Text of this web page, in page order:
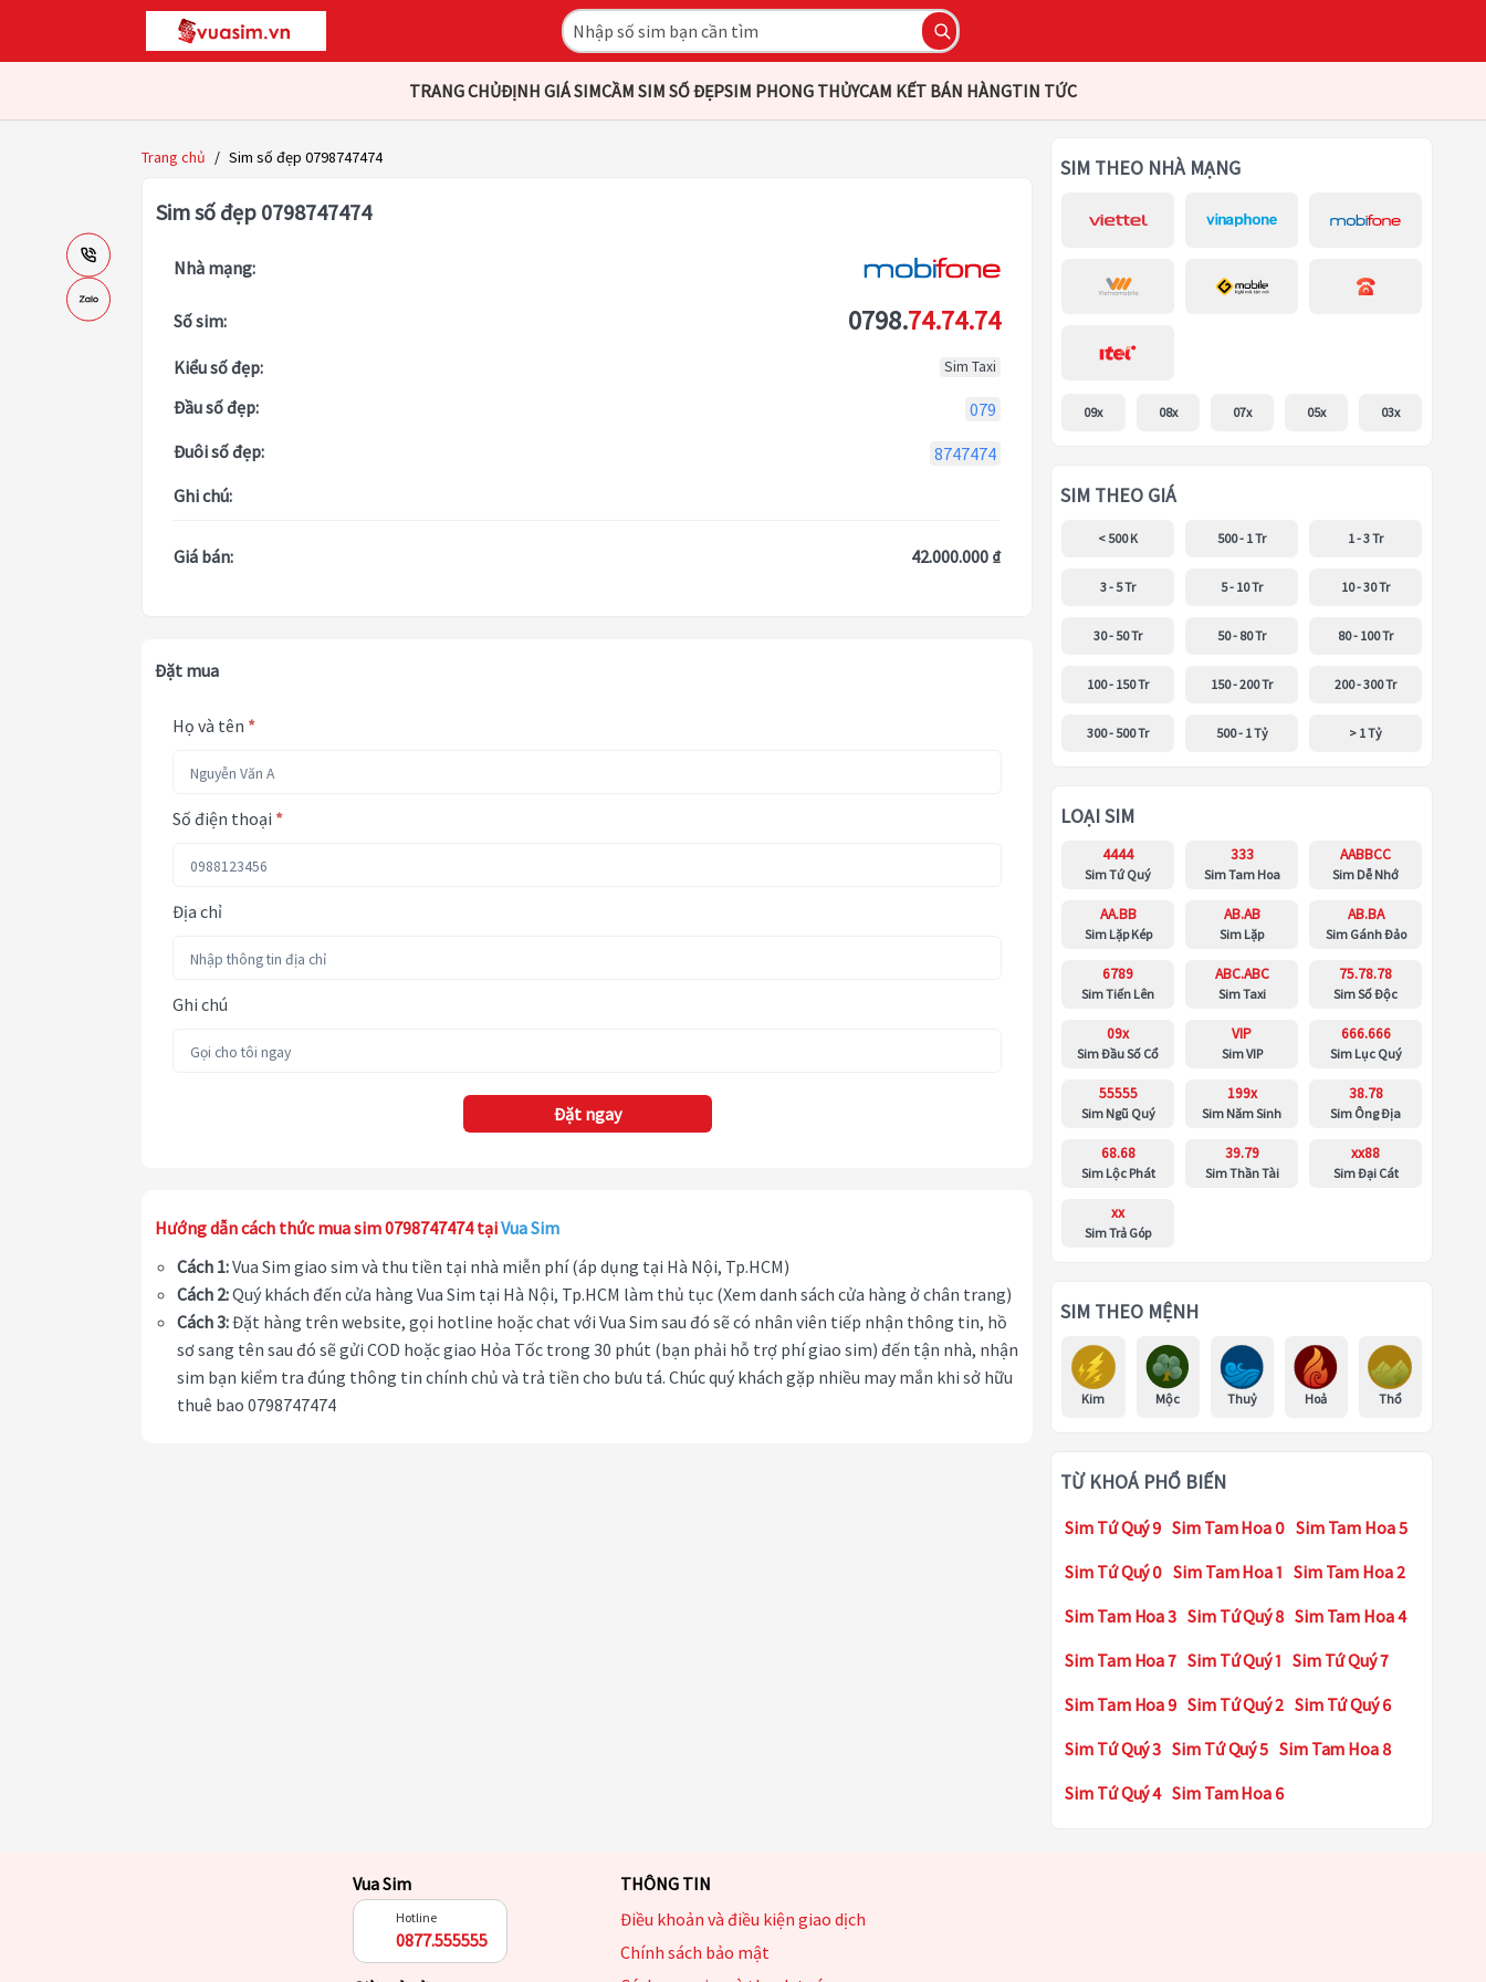
TRANG CHỦĐỊNH GIÁ SIMCẦM SIM SỐ ĐẸPSIM PHONG THỦYCAM KẾT BÁN HÀNGTIN TỨC
Trang chủ / Sim số đẹp 0798747474
Sim số đẹp 0798747474
Nhà mạng:
Số sim: 0798.74.74.74
Kiểu số đẹp: Sim Taxi
Đầu số đẹp:
079
Đuôi số đẹp:
8747474
Ghi chú:
Giá bán: 42.000.000 ₫
Đặt mua
Họ và tên *
Số điện thoại *
Địa chỉ
Ghi chú
Đặt ngay
Hướng dẫn cách thức mua sim 0798747474 tạiVua Sim
Cách 1:Vua Sim giao sim và thu tiền tại nhà miễn phí (áp dụng tại Hà Nội, Tp.HCM)
Cách 2:Quý khách đến cửa hàng Vua Sim tại Hà Nội, Tp.HCM làm thủ tục (Xem danh sách cửa hàng ở chân trang)
Cách 3:Đặt hàng trên website, gọi hotline hoặc chat với Vua Sim sau đó sẽ có nhân viên tiếp nhận thông tin, hồ
sơ sang tên sau đó sẽ gửi COD hoặc giao Hỏa Tốc trong 30 phút (bạn phải hỗ trợ phí giao sim) đến tận nhà, nhận
sim bạn kiểm tra đúng thông tin chính chủ và trả tiền cho bưu tá. Chúc quý khách gặp nhiều may mắn khi sở hữu
thuê bao 0798747474
SIM THEO NHÀ MẠNG
09x 08x 07x 05x 03x
SIM THEO GIÁ
< 500 K 500 - 1 Tr 1 - 3 Tr
3 - 5 Tr 5 - 10 Tr 10 - 30 Tr
30 - 50 Tr 50 - 80 Tr 80 - 100 Tr
100 - 150 Tr 150 - 200 Tr 200 - 300 Tr
300 - 500 Tr 500 - 1 Tỷ > 1 Tỷ
LOẠI SIM
4444
Sim Tứ Quý
333
Sim Tam Hoa
AABBCC
Sim Dễ Nhớ
AA.BB
Sim Lặp Kép
AB.AB
Sim Lặp
AB.BA
Sim Gánh Đảo
6789
Sim Tiến Lên
ABC.ABC
Sim Taxi
75.78.78
Sim Số Độc
09x
Sim Đầu Số Cổ
VIP
Sim VIP
666.666
Sim Lục Quý
55555
Sim Ngũ Quý
199x
Sim Năm Sinh
38.78
Sim Ông Địa
68.68
Sim Lộc Phát
39.79
Sim Thần Tài
xx88
Sim Đại Cát
xx
Sim Trả Góp
SIM THEO MỆNH
Kim Mộc Thuỷ Hoả Thổ
TỪ KHOÁ PHỔ BIẾN
Sim Tứ Quý 9 Sim Tam Hoa 0 Sim Tam Hoa 5
Sim Tứ Quý 0 Sim Tam Hoa 1 Sim Tam Hoa 2
Sim Tam Hoa 3 Sim Tứ Quý 8 Sim Tam Hoa 4
Sim Tam Hoa 7 Sim Tứ Quý 1 Sim Tứ Quý 7
Sim Tam Hoa 9 Sim Tứ Quý 2 Sim Tứ Quý 6
Sim Tứ Quý 3 Sim Tứ Quý 5 Sim Tam Hoa 8
Sim Tứ Quý 4 Sim Tam Hoa 6
Vua Sim
Hotline
0877.555555
THÔNG TIN
Điều khoản và điều kiện giao dịch
Chính sách bảo mật